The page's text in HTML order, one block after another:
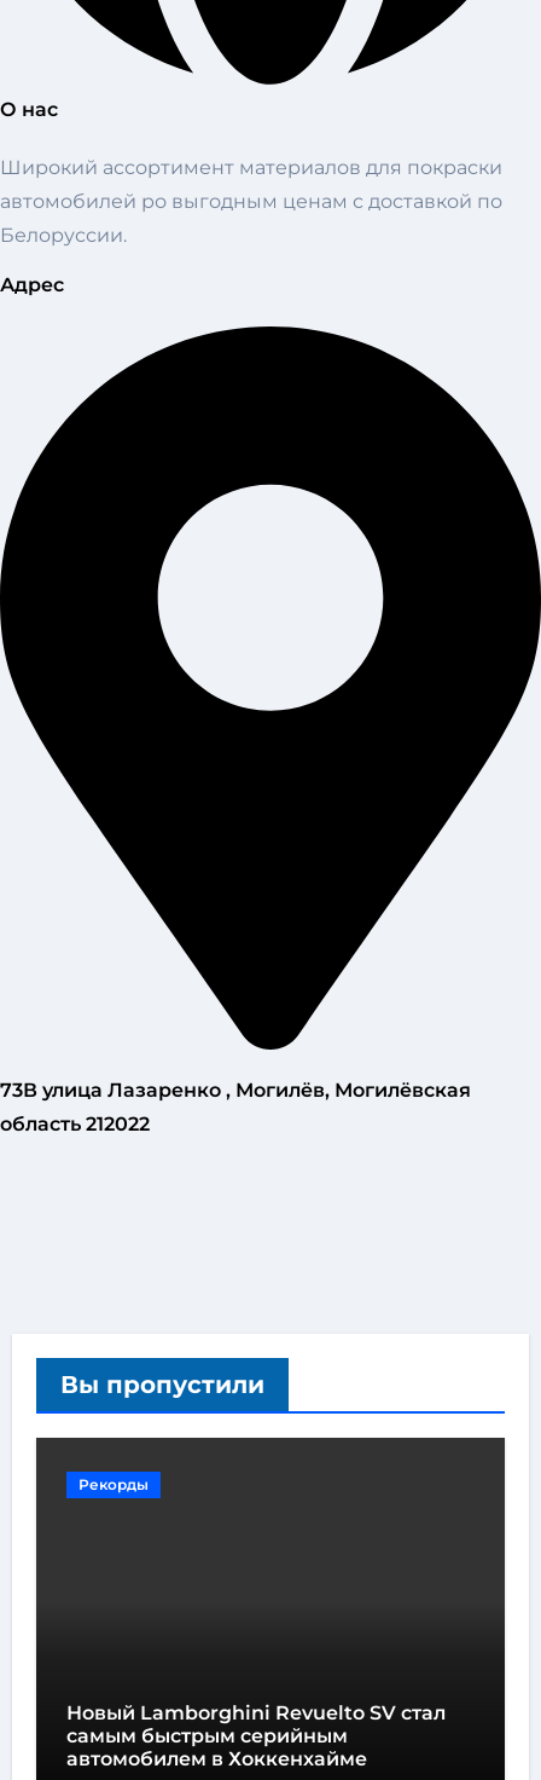
О нас
Широкий ассортимент материалов для покраски
автомобилей ро выгодным ценам с доставкой по
Белоруссии.
Адрес
73В улица Лазаренко , Могилёв, Могилёвская
область 212022
Вы пропустили
Рекорды
Новый Lamborghini Revuelto SV стал
самым быстрым серийным
автомобилем в Хоккенхайме